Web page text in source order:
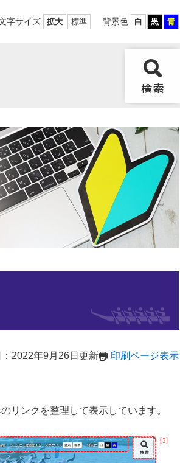
字サイズ 拡大 標準 背景色 白 黒 青
2022年9月26日更新 印刷ページ表示
リンクを整理して表示しています。